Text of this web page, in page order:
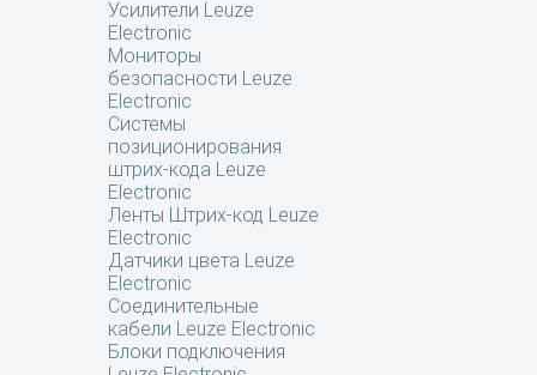
Усилители Leuze
Electronic
Мониторы
безопасности Leuze
Electronic
Системы
позиционирования
штрих-кода Leuze
Electronic
Ленты Штрих-код Leuze
Electronic
Датчики цвета Leuze
Electronic
Соединительные
кабели Leuze Electronic
Блоки подключения